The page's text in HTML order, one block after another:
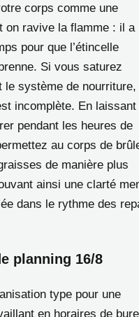
corps comme une
on ravive la flamme : il a
pour que l’étincelle
Si vous saturez
le système de nourriture,
incomplète. En laissant
pendant les heures de
au corps de
de manière plus
ainsi une clarté
dans le rythme des
planning 16/8
type pour une
en horaires de